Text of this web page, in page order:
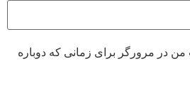
من در مرورگر برای زمانی که دوباره